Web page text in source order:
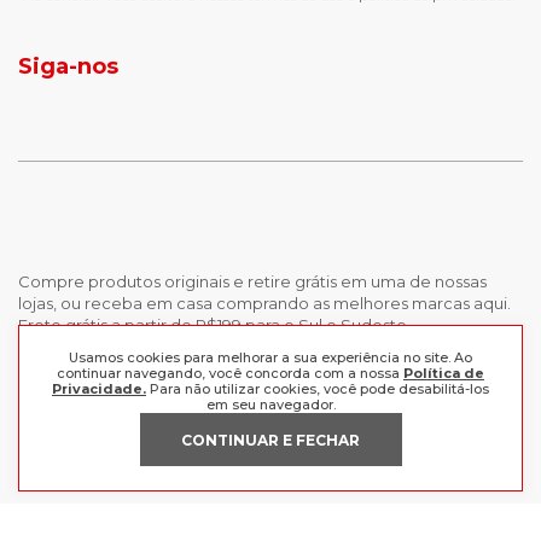
Usamos cookies para melhorar a sua experiência no site. Ao
continuar navegando, você concorda com a nossa Política de
Privacidade. Para não utilizar cookies, você pode desabilitá-los
em seu navegador.
CONTINUAR E FECHAR
calças femininas
Siga-nos
Compre produtos originais e retire grátis em uma de nossas
lojas, ou receba em casa comprando as melhores marcas aqui.
Frete grátis a partir de R$199 para o Sul e Sudeste.
INSTITUCIONAL
Trabalhe Conosco
Política de Privacidade